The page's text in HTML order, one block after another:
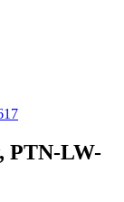
PTN-LW-